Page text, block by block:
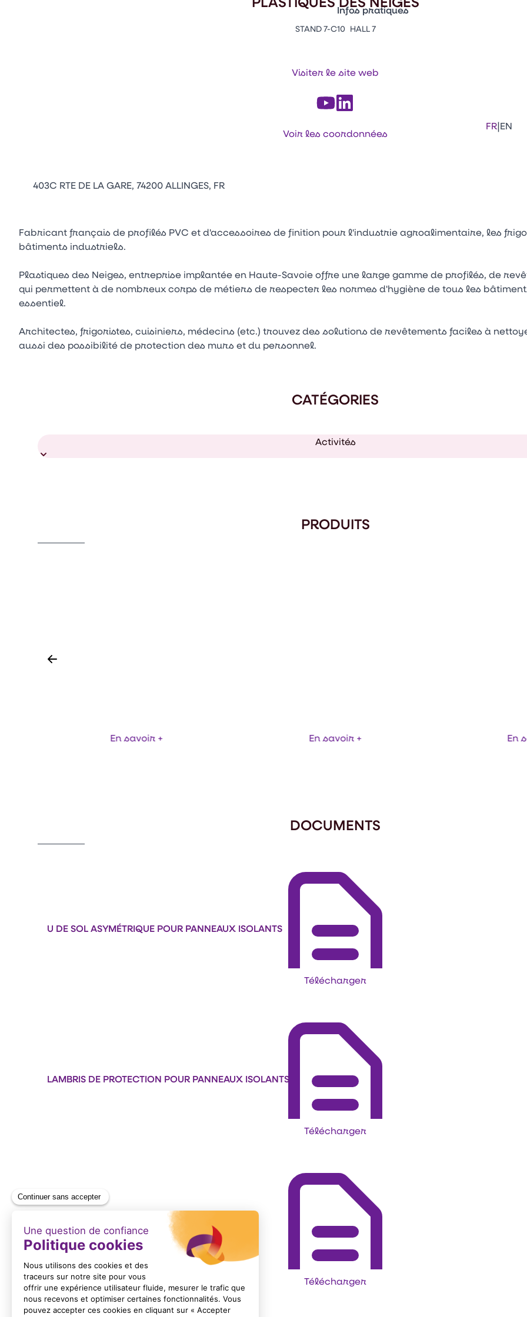
Infos pratiques
Contacts
Appuyez sur Entrée pour ouvrir le lien.
FR|EN
STAND 7-C10 HALL 7
Visiter le site web
Voir les coordonnées
403C RTE DE LA GARE, 74200 ALLINGES, FR
Fabricant français de profilés PVC et d'accessoires de finition pour l'industrie agroalimentaire, les
bâtiments industriels.
Plastiques des Neiges, entreprise implantée en Haute-Savoie offre une large gamme de profilés, de
qui permettent à de nombreux corps de métiers de respecter les normes d'hygiène de tous les
essentiel.
Architectes, frigoristes, cuisiniers, médecins (etc.) trouvez des solutions de revêtements faciles à
aussi des possibilité de protection des murs et du personnel.
CATÉGORIES
Activités
PRODUITS
En savoir + En savoir + En
DOCUMENTS
U DE SOL ASYMÉTRIQUE POUR PANNEAUX ISOLANTS
Télécharger
LAMBRIS DE PROTECTION POUR PANNEAUX ISOLANTS
Télécharger
ANGLEROND-BIDURETE
Format : PDF (251 Ko)
Télécharger